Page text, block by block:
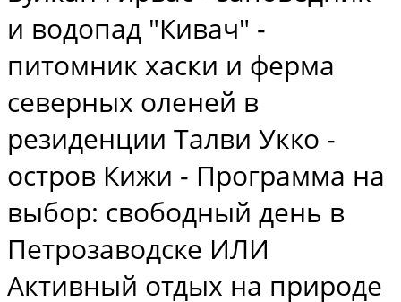
и водопад "Кивач" -
питомник хаски и ферма
северных оленей в
резиденции Талви Укко -
остров Кижи - Программа на
выбор: свободный день в
Петрозаводске ИЛИ
Активный отдых на природе